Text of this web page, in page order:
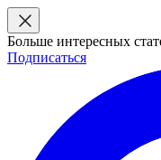
Больше интересных
Подписаться